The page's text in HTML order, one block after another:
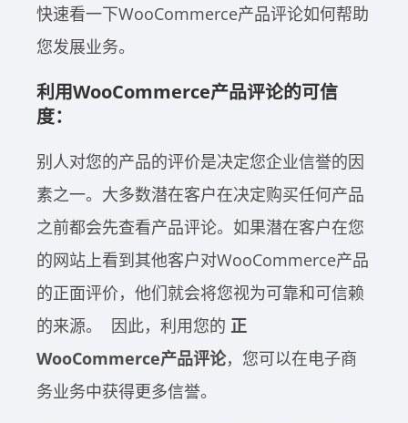
快速看一下WooCommerce产品评论如何帮助
您发展业务。
利用WooCommerce产品评论的可信
度：
别人对您的产品的评价是决定您企业信誉的因
素之一。大多数潜在客户在决定购买任何产品
之前都会先查看产品评论。如果潜在客户在您
的网站上看到其他客户对WooCommerce产品
的正面评价，他们就会将您视为可靠和可信赖
的来源。 因此，利用您的 正
WooCommerce产品评论，您可以在电子商
务业务中获得更多信誉。